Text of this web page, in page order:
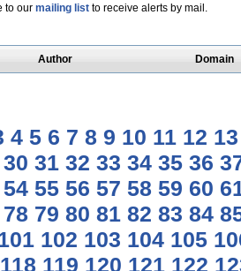
to our mailing listto receive alerts by mail.
Author Domain
4 5 6 7 8 9 10 11 12 13
30 31 32 33 34 35 36
54 55 56 57 58 59 60
78 79 80 81 82 83 84
102 103 104 105
118 119 120 121 122